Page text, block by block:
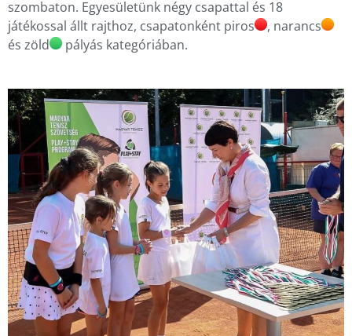
szombaton. Egyesületünk négy csapattal és 18
játékossal állt rajthoz, csapatonként piros
, narancs
és zöld
pályás kategóriában.